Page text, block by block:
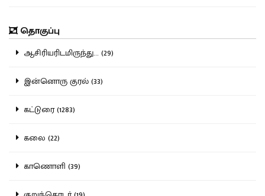
தொகுப்பு
ஆசிரியரிடமிருந்து... (29)
இன்னொரு குரல் (33)
கட்டுரை (1283)
கலை (22)
காணொளி (39)